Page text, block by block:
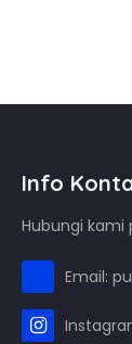
Info
Hubungi kami
Email: